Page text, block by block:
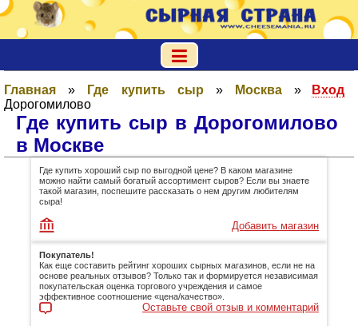
Главная » Где купить сыр» Москва »
Дорогомилово
Вход
Где купить сыр в Дорогомилово
в Москве
Где купить хороший сыр по выгодной цене? В каком магазине
можно найти самый богатый ассортимент сыров? Если вы знаете
такой магазин, поспешите рассказать о нем другим любителям
сыра!
Добавить магазин
Покупатель!
Как еще составить рейтинг хороших сырных магазинов, если не на
основе реальных отзывов? Только так и формируется независимая
покупательская оценка торгового учреждения и самое
эффективное соотношение «цена/качество».
Оставьте свой отзыв и комментарий